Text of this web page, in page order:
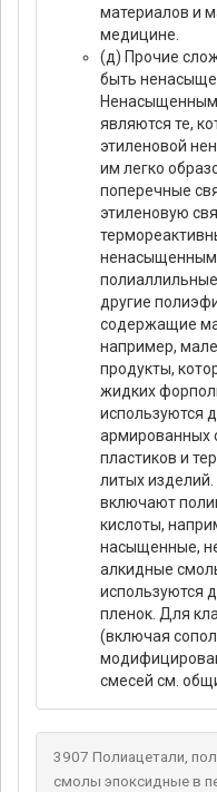
материалов и
медицине.
(д) Прочие
быть
являются те,
этиленовой
им легко
поперечные
этиленовую
ненасыщенным
другие
содержащие
например,
продукты,
жидких
используются
армированных
пластиков и
литых
включают
кислоты,
насыщенные,
алкидные
используются
пленок. Для
(включая
смесей см.
3907 Полиацетали,
смолы эпоксидные в